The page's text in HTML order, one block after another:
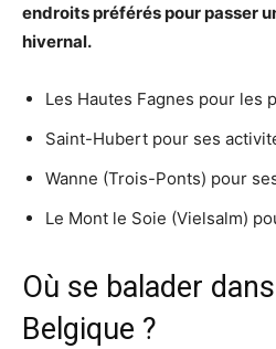
endroits préférés pour passer
hivernal.
Les Hautes Fagnes pour les
Saint-Hubert pour ses
Wanne (Trois-Ponts) pour
Le Mont le Soie (Vielsalm)
Où se balader
Belgique ?